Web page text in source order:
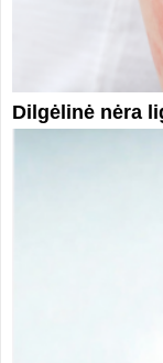
Dilgėlinė nėra